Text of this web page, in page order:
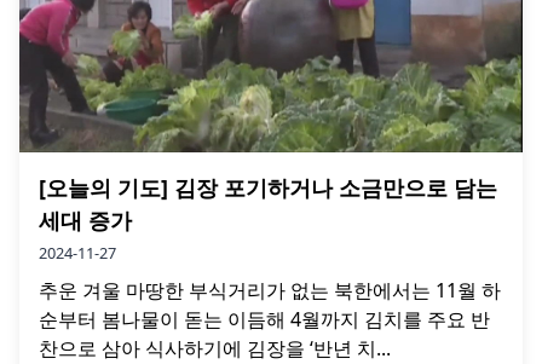
[오늘의 기도] 김장 포기하거나 소금만으로 담는
세대 증가
2024-11-27
추운 겨울 마땅한 부식거리가 없는 북한에서는 11월 하
순부터 봄나물이 돋는 이듬해 4월까지 김치를 주요 반
찬으로 삼아 식사하기에 김장을 ‘반년 치...